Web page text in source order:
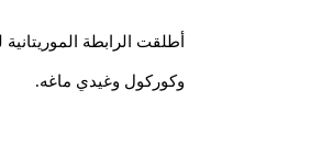
أطلقت الرابطة
وكوركول وغيدي ماغه.